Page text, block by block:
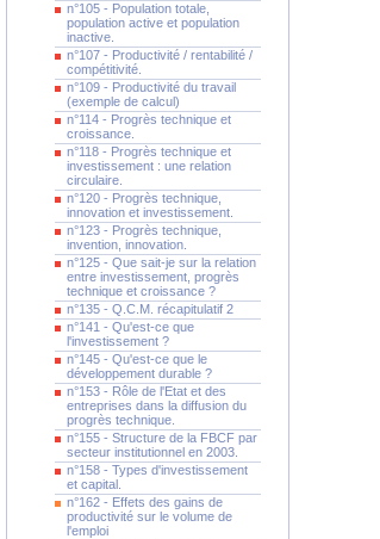
n°105 - Population totale,
population active et population
inactive.
n°107 - Productivité / rentabilité /
compétitivité.
n°109 - Productivité du travail
(exemple de calcul)
n°114 - Progrès technique et
croissance.
n°118 - Progrès technique et
investissement : une relation
circulaire.
n°120 - Progrès technique,
innovation et investissement.
n°123 - Progrès technique,
invention, innovation.
n°125 - Que sait-je sur la relation
entre investissement, progrès
technique et croissance ?
n°135 - Q.C.M. récapitulatif 2
n°141 - Qu'est-ce que
l'investissement ?
n°145 - Qu'est-ce que le
développement durable ?
n°153 - Rôle de l'Etat et des
entreprises dans la diffusion du
progrès technique.
n°155 - Structure de la FBCF par
secteur institutionnel en 2003.
n°158 - Types d'investissement
et capital.
n°162 - Effets des gains de
productivité sur le volume de
l'emploi